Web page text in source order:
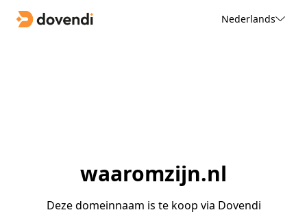
Nederlands
waaromzijn.nl
Deze domeinnaam is te koop via Dovendi